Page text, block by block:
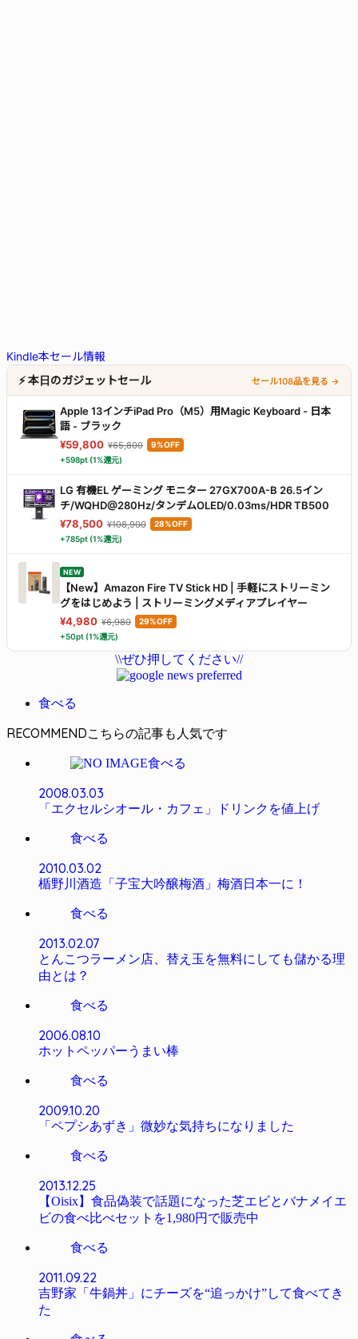
Kindle本セール情報
⚡ 本日のガジェットセール
セール108品を見る →
Apple 13インチiPad Pro（M5）用Magic Keyboard - 日本
語 - ブラック ​​​​​​​
¥59,800 ¥65,800
9%OFF
+598pt (1%還元)
LG 有機EL ゲーミング モニター 27GX700A-B 26.5イン
チ/WQHD@280Hz/タンデムOLED/0.03ms/HDR TB500
¥78,500 ¥108,900
28%OFF
+785pt (1%還元)
NEW
【New】Amazon Fire TV Stick HD | 手軽にストリーミン
グをはじめよう | ストリーミングメディアプレイヤー
¥4,980 ¥6,980
29%OFF
+50pt (1%還元)
\\ぜひ押してください//
食べる
RECOMMEND
食べる
2008.03.03
「エクセルシオール・カフェ」ドリンクを値上げ
食べる
2010.03.02
楯野川酒造「子宝大吟醸梅酒」梅酒日本一に！
食べる
2013.02.07
とんこつラーメン店、替え玉を無料にしても儲かる理
由とは？
食べる
2006.08.10
ホットペッパーうまい棒
食べる
2009.10.20
「ペプシあずき」微妙な気持ちになりました
食べる
2013.12.25
【Oisix】食品偽装で話題になった芝エビとバナメイエ
ビの食べ比べセットを1,980円で販売中
食べる
2011.09.22
吉野家「牛鍋丼」にチーズを“追っかけ”して食べてき
た